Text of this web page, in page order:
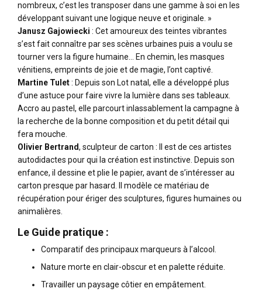
nombreux, c’est les transposer dans une gamme à soi en les
développant suivant une logique neuve et originale. »
Janusz Gajowiecki : Cet amoureux des teintes vibrantes
s’est fait connaître par ses scènes urbaines puis a voulu se
tourner vers la figure humaine… En chemin, les masques
vénitiens, empreints de joie et de magie, l’ont captivé.
Martine Tulet: Depuis son Lot natal, elle a développé plus
d’une astuce pour faire vivre la lumière dans ses tableaux.
Accro au pastel, elle parcourt inlassablement la campagne à
la recherche de la bonne composition et du petit détail qui
fera mouche.
Olivier Bertrand, sculpteur de carton : Il est de ces artistes
autodidactes pour qui la création est instinctive. Depuis son
enfance, il dessine et plie le papier, avant de s’intéresser au
carton presque par hasard. Il modèle ce matériau de
récupération pour ériger des sculptures, figures humaines ou
animalières.
Le Guide pratique :
Comparatif des principaux marqueurs à l’alcool.
Nature morte en clair-obscur et en palette réduite.
Travailler un paysage côtier en empâtement.